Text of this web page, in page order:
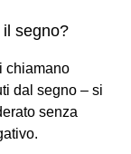
segno?
chiamano
dal segno – si
senza